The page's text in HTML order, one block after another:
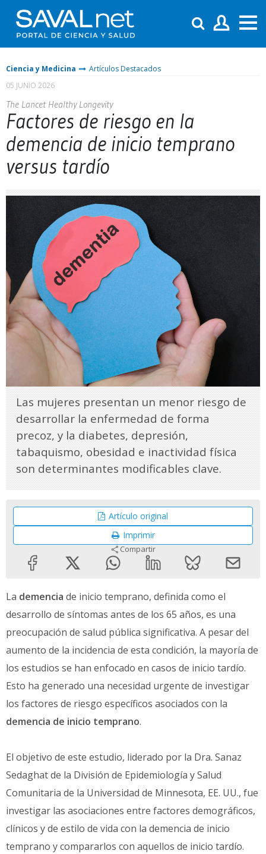
Ciencia y Medicina
Artículos Destacados
05 JUNIO 2026
The Lancet Healthy Longevity
Factores de riesgo en la
demencia de inicio temprano
versus tardío
Las mujeres presentan un menor riesgo de
desarrollar la enfermedad de forma
precoz, y la diabetes, depresión,
tabaquismo, obesidad e inactividad física
son determinantes modificables clave.
Artículo original
Imprimir
Compartir
La demencia de inicio temprano, definida como el
desarrollo de síntomas antes de los 65 años, es una
preocupación de salud pública significativa. A pesar del
aumento de la incidencia de esta condición, la mayoría de
los estudios se han enfocado en casos de inicio tardío.
Esto ha generado una necesidad urgente de investigar
los factores de riesgo específicos asociados con la
demencia de inicio temprano.
El objetivo de este estudio, liderado por la Dra. Sanaz
Sedaghat de la División de Epidemiología y Salud
Comunitaria de la Universidad de Minnesota, EE. UU., fue
investigar las asociaciones entre factores demográficos,
clínicos y de estilo de vida con la demencia de inicio
temprano y compararlos con aquellos de inicio tardío.